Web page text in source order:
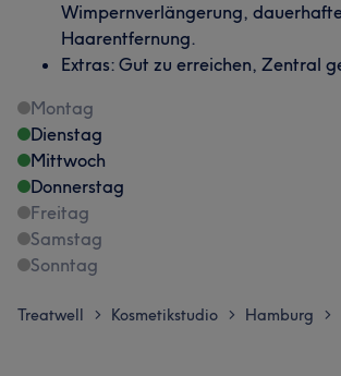
Wimpernverlängerung,
Haarentfernung.
Extras: Gut zu erreichen, Zentral
Montag
Dienstag
Mittwoch
Donnerstag
Freitag
Samstag
Sonntag
Treatwell > Kosmetikstudio > Hamburg >